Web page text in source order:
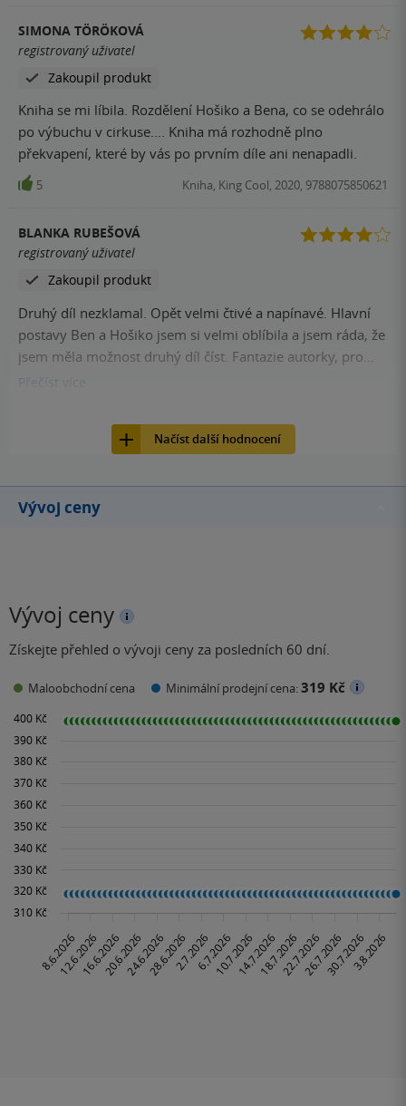
SIMONA TÖRÖKOVÁ
registrovaný uživatel
Zakoupil produkt
Kniha se mi líbila. Rozdělení Hošiko a Bena, co se odehrálo
po výbuchu v cirkuse.... Kniha má rozhodně plno
překvapení, které by vás po prvním díle ani nenapadli.
5 Kniha, King Cool, 2020, 9788075850621
BLANKA RUBEŠOVÁ
registrovaný uživatel
Zakoupil produkt
Druhý díl nezklamal. Opět velmi čtivé a napínavé. Hlavní
postavy Ben a Hošiko jsem si velmi oblíbila a jsem ráda, že
jsem měla možnost druhý díl číst. Fantazie autorky, pro
vymýšlení atrakcí s dreky, je opravdu fascinující. Dokonale
člověka jako lidskou bytost, když dostane do ruky moc.
Přečíst
Načíst další hodnocení
Vývoj ceny
Vývoj ceny
Získejte přehled o vývoji ceny za posledních 60 dní.
Maloobchodní cena Minimální prodejní cena:319 Kč